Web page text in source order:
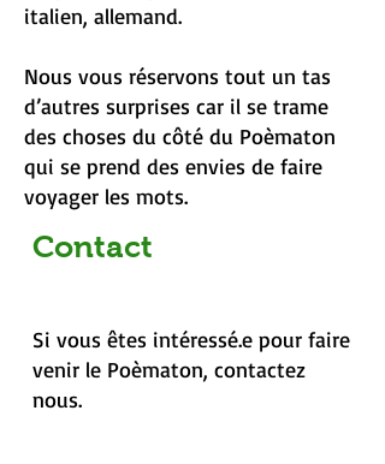
italien, allemand.
Nous vous réservons tout un tas
d’autres surprises car il se trame
des choses du côté du Poèmaton
qui se prend des envies de faire
voyager les mots.
Contact
Si vous êtes intéressé.e pour faire
venir le Poèmaton, contactez
nous.